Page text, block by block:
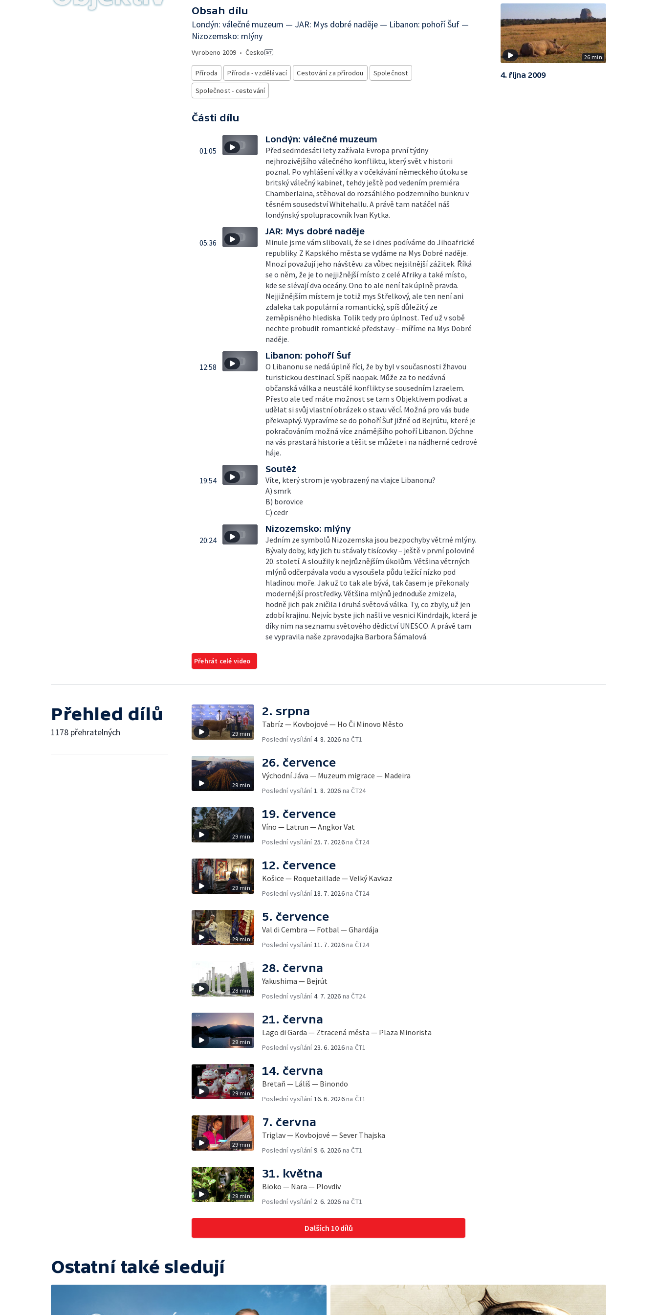
Obsah dílu
Londýn: válečné muzeum — JAR: Mys dobré naděje — Libanon: pohoří Šuf —
Nizozemsko: mlýny
Vyrobeno 2009 • Česko
Příroda Příroda - vzdělávací Cestování za přírodou
Společnost
Společnost - cestování
Části dílu
01:05
Londýn: válečné muzeum
Před sedmdesáti lety zažívala Evropa první týdny
nejhrozivějšího válečného konfliktu, který svět v historii
poznal. Po vyhlášení války a v očekávání německého útoku se
britský válečný kabinet, tehdy ještě pod vedením premiéra
Chamberlaina, stěhoval do rozsáhlého podzemního bunkru v
těsném sousedství Whitehallu. A právě tam natáčel náš
londýnský spolupracovník Ivan Kytka.
05:36
JAR: Mys dobré naděje
Minule jsme vám slibovali, že se i dnes podíváme do Jihoafrické
republiky. Z Kapského města se vydáme na Mys Dobré naděje.
Mnozí považují jeho návštěvu za vůbec nejsilnější zážitek. Říká
se o něm, že je to nejjižnější místo z celé Afriky a také místo,
kde se slévají dva oceány. Ono to ale není tak úplně pravda.
Nejjižnějším místem je totiž mys Střelkový, ale ten není ani
zdaleka tak populární a romantický, spíš důležitý ze
zeměpisného hlediska. Tolik tedy pro úplnost. Teď už v sobě
nechte probudit romantické představy – míříme na Mys Dobré
naděje.
12:58
Libanon: pohoří Šuf
O Libanonu se nedá úplně říci, že by byl v současnosti žhavou
turistickou destinací. Spíš naopak. Může za to nedávná
občanská válka a neustálé konflikty se sousedním Izraelem.
Přesto ale teď máte možnost se tam s Objektivem podívat a
udělat si svůj vlastní obrázek o stavu věcí. Možná pro vás bude
překvapivý. Vypravíme se do pohoří Šuf jižně od Bejrútu, které je
pokračováním možná více známějšího pohoří Libanon. Dýchne
na vás prastará historie a těšit se můžete i na nádherné cedrové
háje.
19:54
Soutěž
Víte, který strom je vyobrazený na vlajce Libanonu?
A) smrk
B) borovice
C) cedr
20:24
Nizozemsko: mlýny
Jedním ze symbolů Nizozemska jsou bezpochyby větrné mlýny.
Bývaly doby, kdy jich tu stávaly tisícovky – ještě v první polovině
20. století. A sloužily k nejrůznějším úkolům. Většina větrných
mlýnů odčerpávala vodu a vysoušela půdu ležící nízko pod
hladinou moře. Jak už to tak ale bývá, tak časem je překonaly
modernější prostředky. Většina mlýnů jednoduše zmizela,
hodně jich pak zničila i druhá světová válka. Ty, co zbyly, už jen
zdobí krajinu. Nejvíc byste jich našli ve vesnici Kindrdajk, která je
díky nim na seznamu světového dědictví UNESCO. A právě tam
se vypravila naše zpravodajka Barbora Šámalová.
Přehrát celé video
26 min
4. října 2009
Přehled dílů
1178 přehratelných 29 min
2. srpna
Tabríz — Kovbojové — Ho Či Minovo Město
Poslední vysílání4. 8. 2026 na ČT1
29 min
26. července
Východní Jáva — Muzeum migrace — Madeira
Poslední vysílání1. 8. 2026 na ČT24
29 min
19. července
Víno — Latrun — Angkor Vat
Poslední vysílání 25. 7. 2026na ČT24
29 min
12. července
Košice — Roquetaillade — Velký Kavkaz
Poslední vysílání18. 7. 2026na ČT24
29 min
5. července
Val di Cembra — Fotbal — Ghardája
Poslední vysílání11. 7. 2026na ČT24
28 min
28. června
Yakushima — Bejrút
Poslední vysílání4. 7. 2026 na ČT24
29 min
21. června
Lago di Garda — Ztracená města — Plaza Minorista
Poslední vysílání 23. 6. 2026na ČT1
29 min
14. června
Bretaň — Láliš — Binondo
Poslední vysílání16. 6. 2026na ČT1
29 min
7. června
Triglav — Kovbojové — Sever Thajska
Poslední vysílání9. 6. 2026 na ČT1
29 min
31. května
Bioko — Nara — Plovdiv
Poslední vysílání 2. 6. 2026 na ČT1
Dalších 10 dílů
Ostatní také sledují